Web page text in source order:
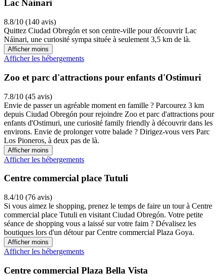
Lac Náinari
8.8/10 (140 avis)
Quittez Ciudad Obregón et son centre-ville pour découvrir Lac
Náinari, une curiosité sympa située à seulement 3,5 km de là.
Afficher moins
Afficher les hébergements
Zoo et parc d'attractions pour enfants d'Ostimuri
7.8/10 (45 avis)
Envie de passer un agréable moment en famille ? Parcourez 3 km
depuis Ciudad Obregón pour rejoindre Zoo et parc d'attractions pour
enfants d'Ostimuri, une curiosité family friendly à découvrir dans les
environs. Envie de prolonger votre balade ? Dirigez-vous vers Parc
Los Pioneros, à deux pas de là.
Afficher moins
Afficher les hébergements
Centre commercial place Tutuli
8.4/10 (76 avis)
Si vous aimez le shopping, prenez le temps de faire un tour à Centre
commercial place Tutuli en visitant Ciudad Obregón. Votre petite
séance de shopping vous a laissé sur votre faim ? Dévalisez les
boutiques lors d'un détour par Centre commercial Plaza Goya.
Afficher moins
Afficher les hébergements
Centre commercial Plaza Bella Vista